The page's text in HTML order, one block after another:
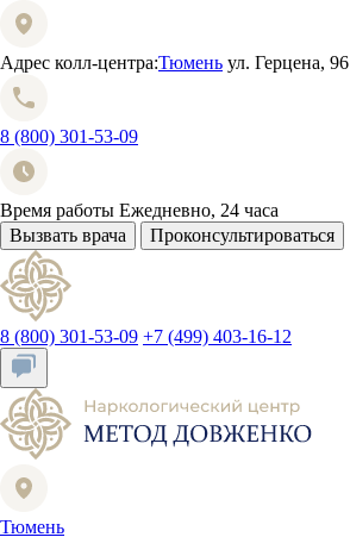
Адрес колл-центра:Тюмень ул. Герцена, 96
8 (800) 301-53-09
Время работы Ежедневно, 24 часа
Вызвать врача
Проконсультироваться
8 (800) 301-53-09 +7 (499) 403-16-12
Тюмень